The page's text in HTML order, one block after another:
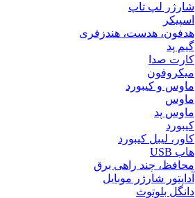
شارژر لپ تاپ
اسپیکر
هدفون، هدست، هندزفری
گیم پد
کارت صدا
میکروفون
ماوس و کیبورد
ماوس
ماوس پد
کیبورد
کاور، لیبل کیبورد
هاب USB
محافظ، چند راهی برق
آداپتور شارژر موبایل
دانگل بلوتوث